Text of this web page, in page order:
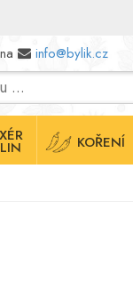
info@bylik.cz
KOŘENÍ